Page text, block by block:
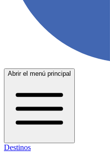
Abrir el menú principal
Destinos